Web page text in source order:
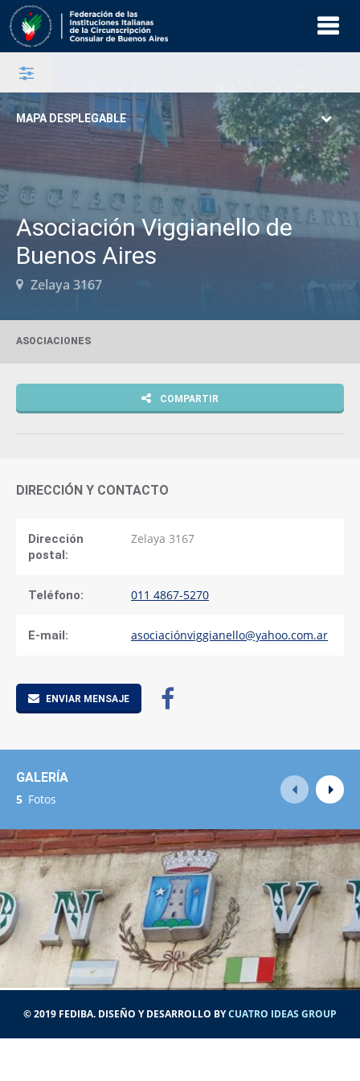
MAPA DESPLEGABLE
Asociación Viggianello de
Buenos Aires
Zelaya 3167
ASOCIACIONES
COMPARTIR
DIRECCIÓN Y CONTACTO
Dirección
postal:
Zelaya 3167
Teléfono: 011 4867-5270
E-mail: asociaciónviggianello@yahoo.com.ar
ENVIAR MENSAJE
GALERÍA
5 Fotos
© 2019 FEDIBA. DISEÑO Y DESARROLLO BYCUATRO IDEAS GROUP